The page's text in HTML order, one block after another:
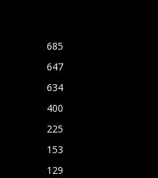
685
647
634
400
225
153
129